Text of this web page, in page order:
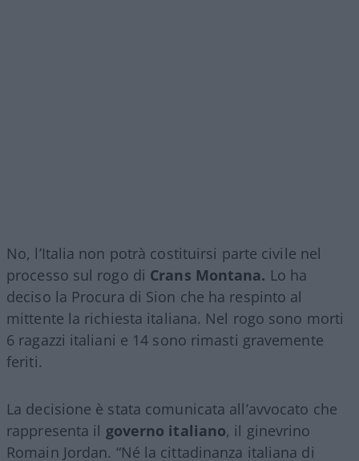
No, l’Italia non potrà costituirsi parte civile nel
processo sul rogo di Crans Montana. Lo ha
deciso la Procura di Sion che ha respinto al
mittente la richiesta italiana. Nel rogo sono morti
6 ragazzi italiani e 14 sono rimasti gravemente
feriti.
La decisione è stata comunicata all’avvocato che
rappresenta il governo italiano, il ginevrino
Romain Jordan. “Né la cittadinanza italiana di